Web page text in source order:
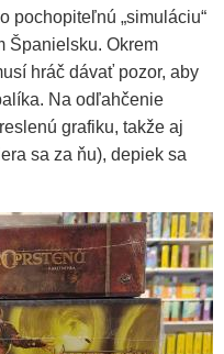
pochopiteľnú „simuláciu“
Španielsku. Okrem
hráč dávať pozor, aby
Na odľahčenie
grafiku, takže aj
sa za ňu), depiek sa